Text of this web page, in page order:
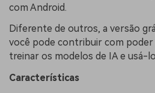
com Android.
Diferente de outros, a versão
você pode contribuir com poder
treinar os modelos de IA e usá-
Características